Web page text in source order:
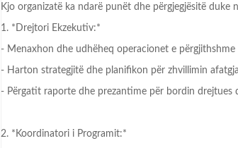
Kjo organizatë ka ndarë punët dhe përgjegjësitë duke
1. *Drejtori Ekzekutiv:*
- Menaxhon dhe udhëheq operacionet e përgjithshme
- Harton strategjitë dhe planifikon për zhvillimin
- Përgatit raporte dhe prezantime për bordin drejtues
2. *Koordinatori i Programit:*